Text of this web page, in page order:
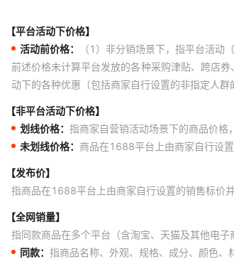
【平台活动下价格】
活动前价格：
（1）非分销场景下，指平台活
前述价格未计算平台发放的各种采购津贴、跨店
动下的各种优惠（包括商家自行设置的非指定人
【非平台活动下价格】
划线价格： 指商家自营销活动场景下的商品价格
未划线价格： 商品在1688平台上由商家自行设
【发布价】
指商品在1688平台上由商家自行设置的销售标价
【全网销量】
指同款商品在多个平台（含淘宝、天猫及其他电子
同款： 指商品名称、外观、规格、成分、颜色、